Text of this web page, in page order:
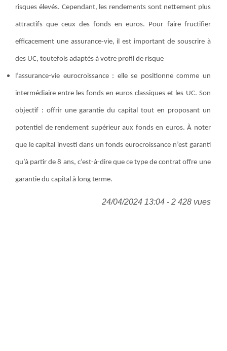
risques élevés. Cependant, les rendements sont nettement plus
attractifs que ceux des fonds en euros. Pour faire fructifier
efficacement une assurance-vie, il est important de souscrire à
des UC, toutefois adaptés à votre profil de risque
l’assurance-vie eurocroissance : elle se positionne comme un
intermédiaire entre les fonds en euros classiques et les UC. Son
objectif : offrir une garantie du capital tout en proposant un
potentiel de rendement supérieur aux fonds en euros. À noter
que le capital investi dans un fonds eurocroissance n’est garanti
qu’à partir de 8 ans, c’est-à-dire que ce type de contrat offre une
garantie du capital à long terme.
24/04/2024 13:04 - 2 428 vues